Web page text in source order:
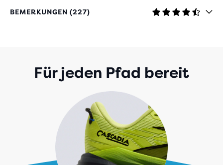
BEMERKUNGEN (227)
4.3
VON
BEWERTUNGEN
Für jeden Pfad bereit